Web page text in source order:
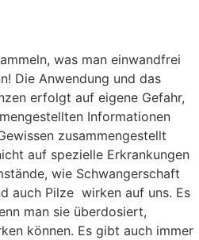
was man einwandfrei
Die Anwendung und das
erfolgt auf eigene Gefahr,
Informationen
zusammengestellt
auf spezielle Erkrankungen
wie Schwangerschaft
auch Pilze wirken auf uns. Es
man sie überdosiert,
können. Es gibt auch immer